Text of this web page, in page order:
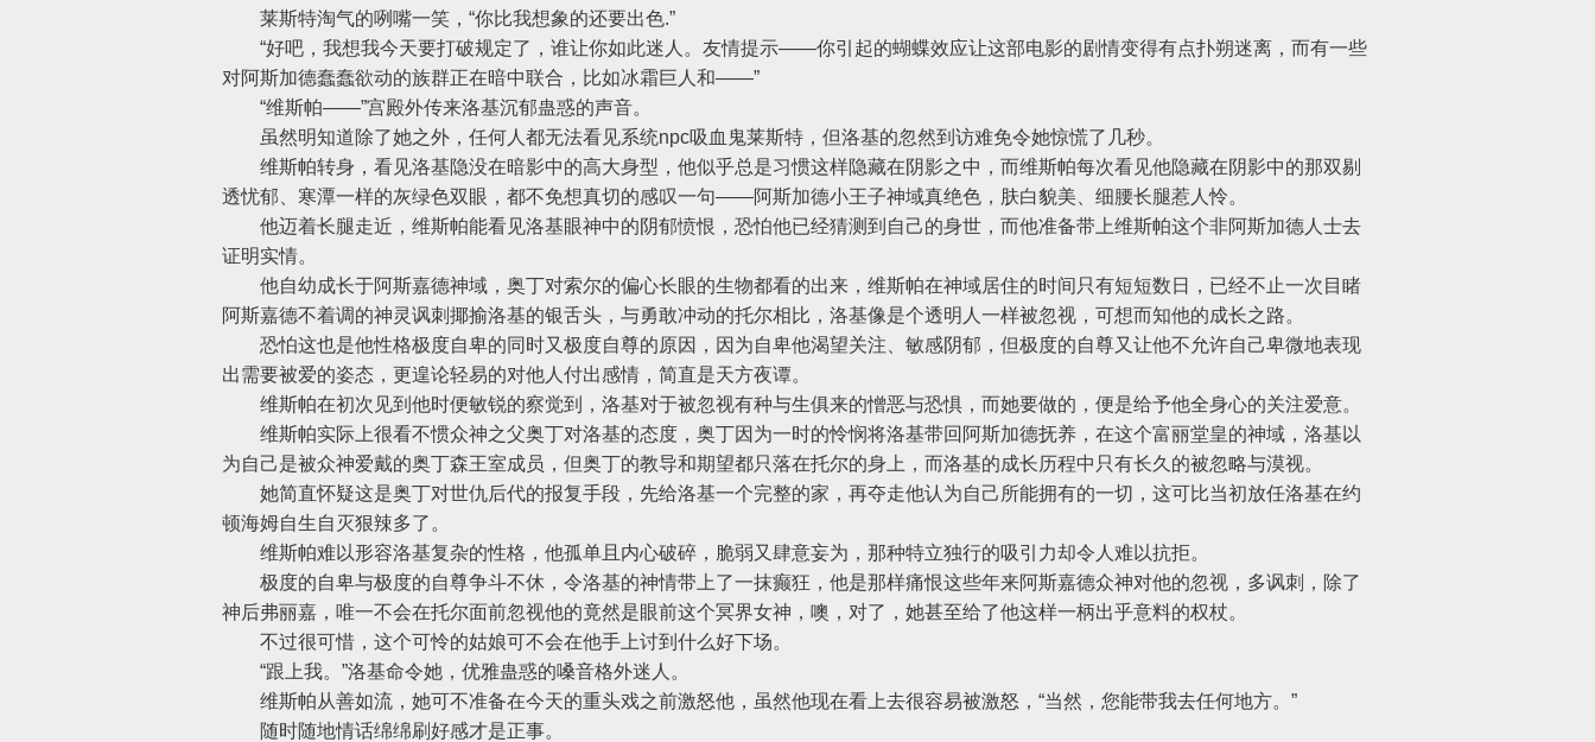
莱斯特淘气的咧嘴一笑，“你比我想象的还要出色.”
“好吧，我想我今天要打破规定了，谁让你如此迷人。友情提示——你引起的蝴蝶效应让这部电影的剧情变得有点扑朔迷离，而有一些
对阿斯加德蠢蠢欲动的族群正在暗中联合，比如冰霜巨人和——”
“维斯帕——”宫殿外传来洛基沉郁蛊惑的声音。
虽然明知道除了她之外，任何人都无法看见系统npc吸血鬼莱斯特，但洛基的忽然到访难免令她惊慌了几秒。
维斯帕转身，看见洛基隐没在暗影中的高大身型，他似乎总是习惯这样隐藏在阴影之中，而维斯帕每次看见他隐藏在阴影中的那双剔
透忧郁、寒潭一样的灰绿色双眼，都不免想真切的感叹一句——阿斯加德小王子神域真绝色，肤白貌美、细腰长腿惹人怜。
他迈着长腿走近，维斯帕能看见洛基眼神中的阴郁愤恨，恐怕他已经猜测到自己的身世，而他准备带上维斯帕这个非阿斯加德人士去
证明实情。
他自幼成长于阿斯嘉德神域，奥丁对索尔的偏心长眼的生物都看的出来，维斯帕在神域居住的时间只有短短数日，已经不止一次目睹
阿斯嘉德不着调的神灵讽刺揶揄洛基的银舌头，与勇敢冲动的托尔相比，洛基像是个透明人一样被忽视，可想而知他的成长之路。
恐怕这也是他性格极度自卑的同时又极度自尊的原因，因为自卑他渴望关注、敏感阴郁，但极度的自尊又让他不允许自己卑微地表现
出需要被爱的姿态，更遑论轻易的对他人付出感情，简直是天方夜谭。
维斯帕在初次见到他时便敏锐的察觉到，洛基对于被忽视有种与生俱来的憎恶与恐惧，而她要做的，便是给予他全身心的关注爱意。
维斯帕实际上很看不惯众神之父奥丁对洛基的态度，奥丁因为一时的怜悯将洛基带回阿斯加德抚养，在这个富丽堂皇的神域，洛基以
为自己是被众神爱戴的奥丁森王室成员，但奥丁的教导和期望都只落在托尔的身上，而洛基的成长历程中只有长久的被忽略与漠视。
她简直怀疑这是奥丁对世仇后代的报复手段，先给洛基一个完整的家，再夺走他认为自己所能拥有的一切，这可比当初放任洛基在约
顿海姆自生自灭狠辣多了。
维斯帕难以形容洛基复杂的性格，他孤单且内心破碎，脆弱又肆意妄为，那种特立独行的吸引力却令人难以抗拒。
极度的自卑与极度的自尊争斗不休，令洛基的神情带上了一抹癫狂，他是那样痛恨这些年来阿斯嘉德众神对他的忽视，多讽刺，除了
神后弗丽嘉，唯一不会在托尔面前忽视他的竟然是眼前这个冥界女神，噢，对了，她甚至给了他这样一柄出乎意料的权杖。
不过很可惜，这个可怜的姑娘可不会在他手上讨到什么好下场。
“跟上我。”洛基命令她，优雅蛊惑的嗓音格外迷人。
维斯帕从善如流，她可不准备在今天的重头戏之前激怒他，虽然他现在看上去很容易被激怒，“当然，您能带我去任何地方。”
随时随地情话绵绵刷好感才是正事。